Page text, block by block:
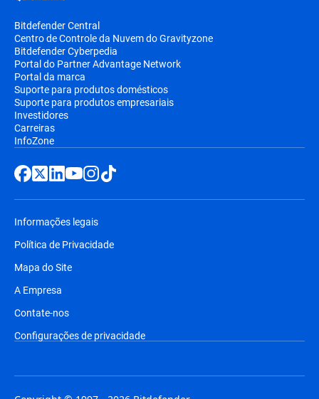
Bitdefender Central
Centro de Controle da Nuvem do Gravityzone
Bitdefender Cyberpedia
Portal do Partner Advantage Network
Portal da marca
Suporte para produtos domésticos
Suporte para produtos empresariais
Investidores
Carreiras
InfoZone
Informações legais
Política de Privacidade
Mapa do Site
A Empresa
Contate-nos
Configurações de privacidade